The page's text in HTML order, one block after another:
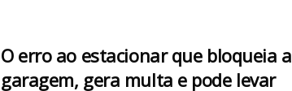
O erro ao estacionar que bloqueia a
garagem, gera multa e pode levar